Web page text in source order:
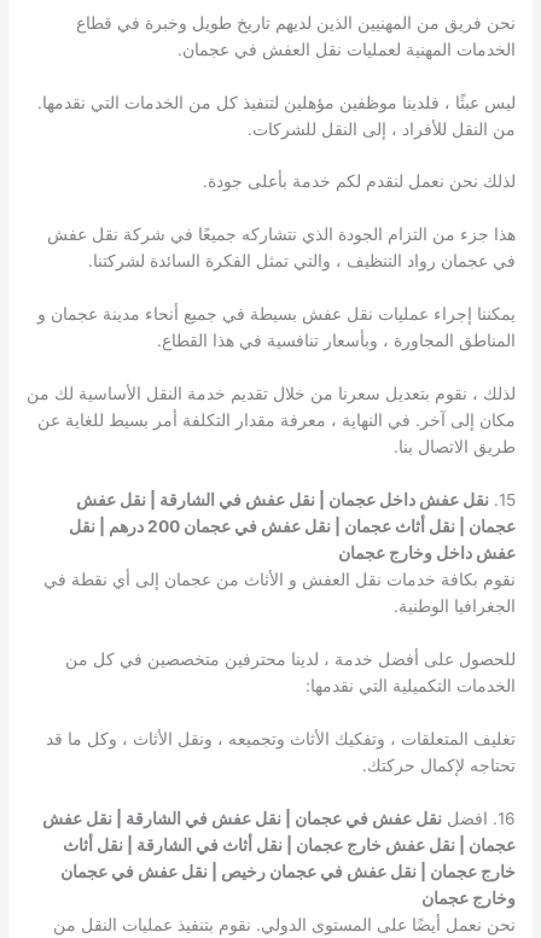
نحن فريق من المهنيين الذين لديهم تاريخ طويل وخبرة في قطاع
الخدمات المهنية لعمليات نقل العفش في عجمان.
ليس عبثًا ، فلدينا موظفين مؤهلين لتنفيذ كل من الخدمات التي نقدمها.
من النقل للأفراد ، إلى النقل للشركات.
لذلك نحن نعمل لنقدم لكم خدمة بأعلى جودة.
هذا جزء من التزام الجودة الذي نتشاركه جميعًا في شركة نقل عفش
في عجمان رواد التنظيف ، والتي تمثل الفكرة السائدة لشركتنا.
يمكننا إجراء عمليات نقل عفش بسيطة في جميع أنحاء مدينة عجمان و
المناطق المجاورة ، وبأسعار تنافسية في هذا القطاع.
لذلك ، نقوم بتعديل سعرنا من خلال تقديم خدمة النقل الأساسية لك من
مكان إلى آخر. في النهاية ، معرفة مقدار التكلفة أمر بسيط للغاية عن
طريق الاتصال بنا.
15. نقل عفش داخل عجمان | نقل عفش في الشارقة | نقل عفش
عجمان | نقل أثاث عجمان | نقل عفش في عجمان 200 درهم | نقل
عفش داخل وخارج عجمان
نقوم بكافة خدمات نقل العفش و الأثاث من عجمان إلى أي نقطة في
الجغرافيا الوطنية.
للحصول على أفضل خدمة ، لدينا محترفين متخصصين في كل من
الخدمات التكميلية التي نقدمها:
تغليف المتعلقات ، وتفكيك الأثاث وتجميعه ، ونقل الأثاث ، وكل ما قد
تحتاجه لإكمال حركتك.
16. افضل
نقل عفش في عجمان | نقل عفش في الشارقة | نقل عفش
عجمان | نقل عفش خارج عجمان | نقل أثاث في الشارقة | نقل أثاث
خارج عجمان | نقل عفش في عجمان رخيص | نقل عفش في عجمان
وخارج عجمان
نحن نعمل أيضًا على المستوى الدولي. نقوم بتنفيذ عمليات النقل من